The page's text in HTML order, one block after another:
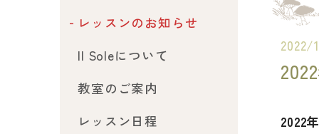
レッスンのお知らせ
Il Soleについて
教室のご案内
レッスン日程
2022/
2022